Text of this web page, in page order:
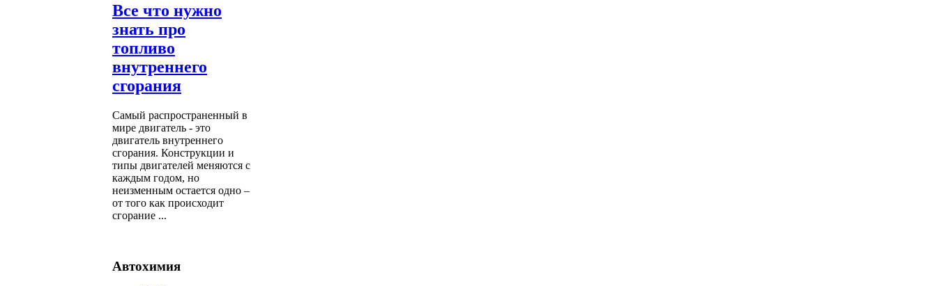
Все что нужно
знать про
топливо
внутреннего
сгорания
Самый распространенный в
мире двигатель - это
двигатель внутреннего
сгорания. Конструкции и
типы двигателей меняются с
каждым годом, но
неизменным остается одно –
от того как происходит
сгорание ...
Автохимия